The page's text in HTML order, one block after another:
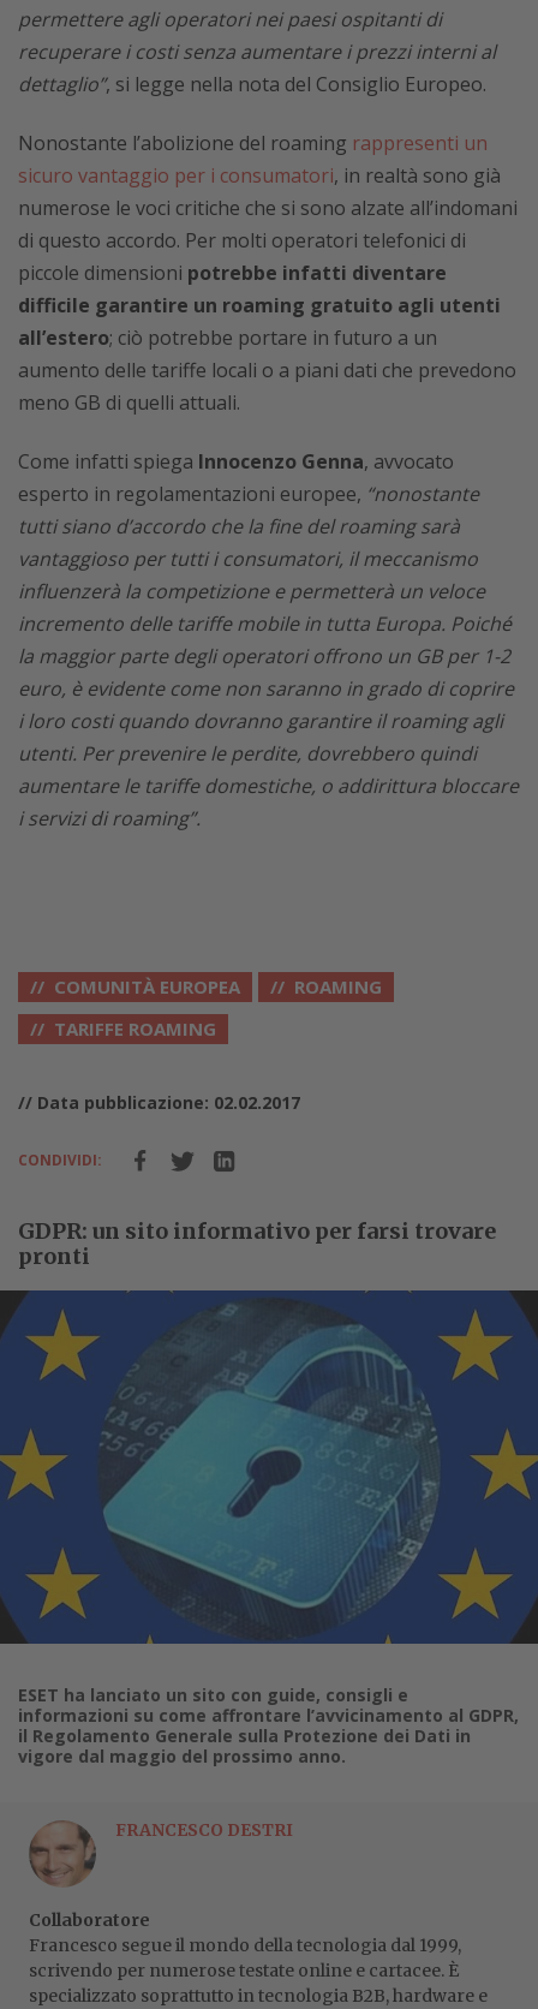
permettere agli operatori nei paesi ospitanti di
recuperare i costi senza aumentare i prezzi interni al
dettaglio”, si legge nella nota del Consiglio Europeo.
Nonostante l’abolizione del roaming rappresenti un
sicuro vantaggio per i consumatori, in realtà sono già
numerose le voci critiche che si sono alzate all’indomani
di questo accordo. Per molti operatori telefonici di
piccole dimensioni potrebbe infatti diventare
difficile garantire un roaming gratuito agli utenti
all’estero; ciò potrebbe portare in futuro a un
aumento delle tariffe locali o a piani dati che prevedono
meno GB di quelli attuali.
Come infatti spiega Innocenzo Genna, avvocato
esperto in regolamentazioni europee, “nonostante
tutti siano d’accordo che la fine del roaming sarà
vantaggioso per tutti i consumatori, il meccanismo
influenzerà la competizione e permetterà un veloce
incremento delle tariffe mobile in tutta Europa. Poiché
la maggior parte degli operatori offrono un GB per 1-2
euro, è evidente come non saranno in grado di coprire
i loro costi quando dovranno garantire il roaming agli
utenti. Per prevenire le perdite, dovrebbero quindi
aumentare le tariffe domestiche, o addirittura bloccare
i servizi di roaming”.
COMUNITÀ EUROPEA
ROAMING
TARIFFE ROAMING
// Data pubblicazione: 02.02.2017
CONDIVIDI:
GDPR: un sito informativo per farsi trovare
pronti
ESET ha lanciato un sito con guide, consigli e
informazioni su come affrontare l’avvicinamento al GDPR,
il Regolamento Generale sulla Protezione dei Dati in
vigore dal maggio del prossimo anno.
FRANCESCO DESTRI
Collaboratore
Francesco segue il mondo della tecnologia dal 1999,
scrivendo per numerose testate online e cartacee. È
specializzato soprattutto in tecnologia B2B, hardware e